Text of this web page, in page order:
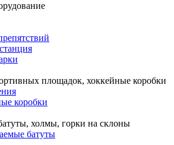
площадок, хоккейные коробки
коробки
холмы, горки на склоны
батуты